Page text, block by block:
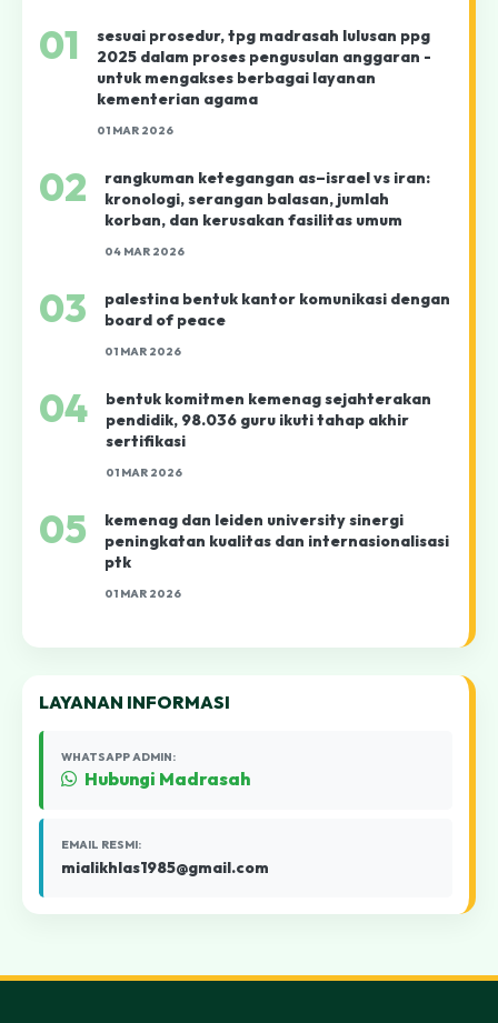
01
sesuai prosedur, tpg madrasah lulusan ppg
2025 dalam proses pengusulan anggaran -
untuk mengakses berbagai layanan
kementerian agama
01 MAR 2026
02
rangkuman ketegangan as–israel vs iran:
kronologi, serangan balasan, jumlah
korban, dan kerusakan fasilitas umum
04 MAR 2026
03
palestina bentuk kantor komunikasi dengan
board of peace
01 MAR 2026
04
bentuk komitmen kemenag sejahterakan
pendidik, 98.036 guru ikuti tahap akhir
sertifikasi
01 MAR 2026
05
kemenag dan leiden university sinergi
peningkatan kualitas dan internasionalisasi
ptk
01 MAR 2026
LAYANAN INFORMASI
WHATSAPP ADMIN:
Hubungi Madrasah
EMAIL RESMI:
mialikhlas1985@gmail.com